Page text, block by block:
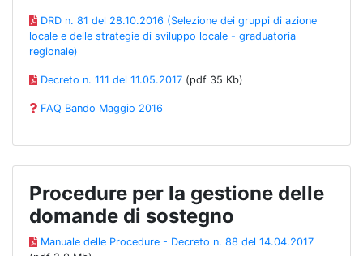
DRD n. 81 del 28.10.2016 (Selezione dei gruppi di azione
locale e delle strategie di sviluppo locale - graduatoria
regionale)
Decreto n. 111 del 11.05.2017(pdf 35 Kb)
FAQ Bando Maggio 2016
Procedure per la gestione delle
domande di sostegno
Manuale delle Procedure - Decreto n. 88 del 14.04.2017